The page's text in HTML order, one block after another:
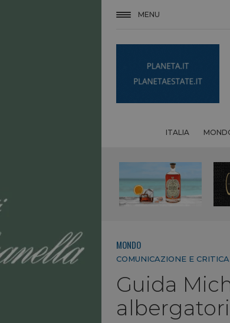
MENU
ITALIA
MONDO
COMUNICAZIONE E CRITICA
Guida